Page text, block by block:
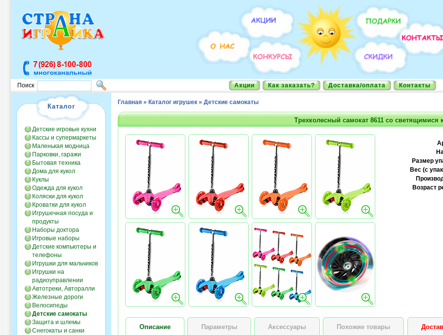
Поиск Акции Как заказать? Доставка/оплата Контакты
Каталог
Детские игровые кухни
Кассы и супермаркеты
Маленькая модница
Парковки, гаражи
Бытовая техника
Дома для кукол
Куклы
Одежда для кукол
Коляски для кукол
Кроватки для кукол
Игрушечная посуда и
продукты
Наборы доктора
Игровые наборы
Детские компьютеры и
телефоны
Игрушки для мальчиков
Игрушки на
радиоуправлении
Автотреки, Авторалли
Железные дороги
Велосипеды
Детские самокаты
Защита и шлемы
Снегокаты и санки
Главная » Каталог игрушек » Детские самокаты
Трехколесный самокат 8611 со светящимися
Размер
Вес (с
Возраст
Описание Параметры Аксессуары Похожие товары